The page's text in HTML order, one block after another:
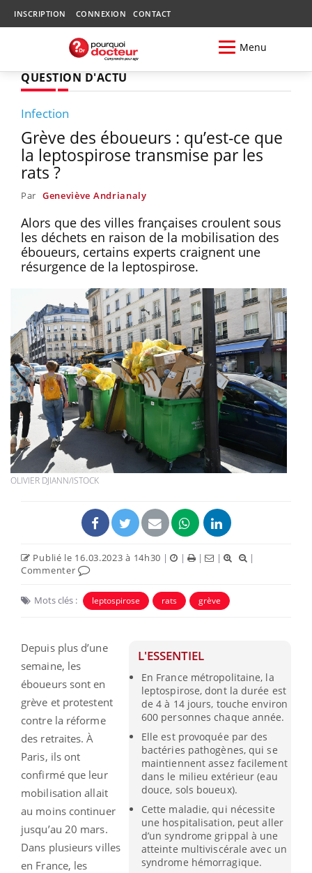
INSCRIPTION CONNEXION CONTACT
Menu
QUESTION D'ACTU
Infection
Grève des éboueurs : qu’est-ce que
la leptospirose transmise par les
rats ?
Par Geneviève Andrianaly
Alors que des villes françaises croulent sous
les déchets en raison de la mobilisation des
éboueurs, certains experts craignent une
résurgence de la leptospirose.
OLIVIER DJIANN/ISTOCK
Publié le 16.03.2023 à 14h30 | | | |
|
Commenter
Mots clés : leptospirose rats grève
L'ESSENTIEL
En France métropolitaine, la
leptospirose, dont la durée est
de 4 à 14 jours, touche environ
600 personnes chaque année.
Elle est provoquée par des
bactéries pathogènes, qui se
maintiennent assez facilement
dans le milieu extérieur (eau
douce, sols boueux).
Cette maladie, qui nécessite
une hospitalisation, peut aller
d’un syndrome grippal à une
atteinte multiviscérale avec un
syndrome hémorragique.
Depuis plus d’une
semaine, les
éboueurs sont en
grève et protestent
contre la réforme
des retraites. À
Paris, ils ont
confirmé que leur
mobilisation allait
au moins continuer
jusqu’au 20 mars.
Dans plusieurs villes
en France, les